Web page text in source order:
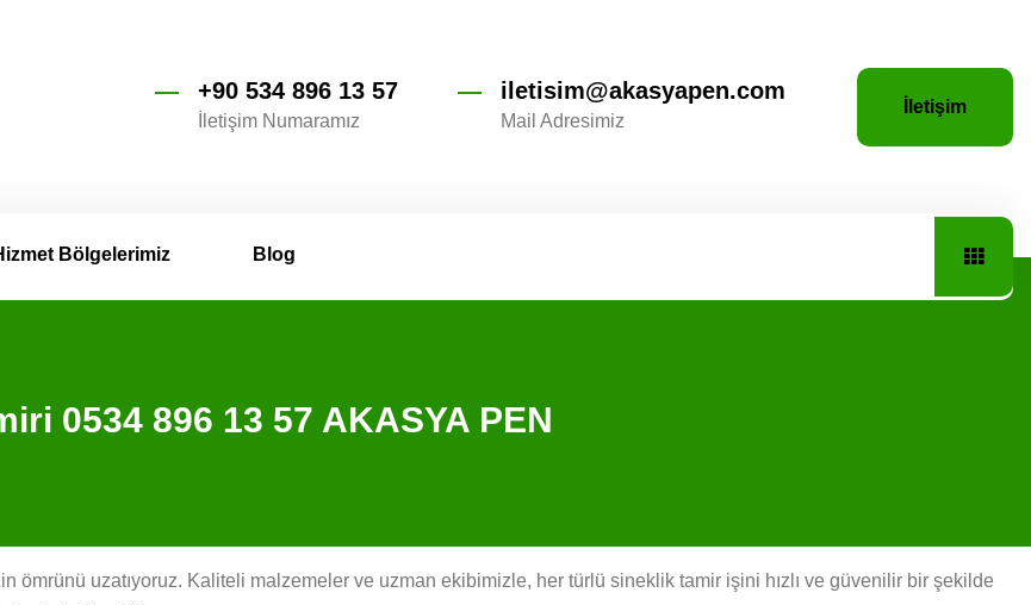
+90 534 896 13 57
İletişim Numaramız
iletisim@akasyapen.com
Mail Adresimiz
İletişim
Bölgelerimiz Blog
0534 896 13 57 AKASYA PEN
uzatıyoruz. Kaliteli malzemeler ve uzman ekibimizle, her türlü sineklik tamir işini hızlı ve güvenilir bir şekilde